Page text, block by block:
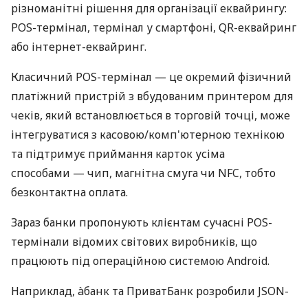
різноманітні рішення для організації еквайрингу:
POS-термінал, термінал у смартфоні, QR-еквайринг
або інтернет-еквайринг.
Класичний POS-термінал — це окремий фізичний
платіжний пристрій з вбудованим принтером для
чеків, який встановлюється в торговій точці, може
інтегруватися з касовою/комп'ютерною технікою
та підтримує приймання карток усіма
способами — чип, магнітна смуга чи NFC, тобто
безконтактна оплата.
Зараз банки пропонують клієнтам сучасні POS-
термінали відомих світових виробників, що
працюють під операційною системою Android.
Наприклад, àбанк та ПриватБанк розробили JSON-